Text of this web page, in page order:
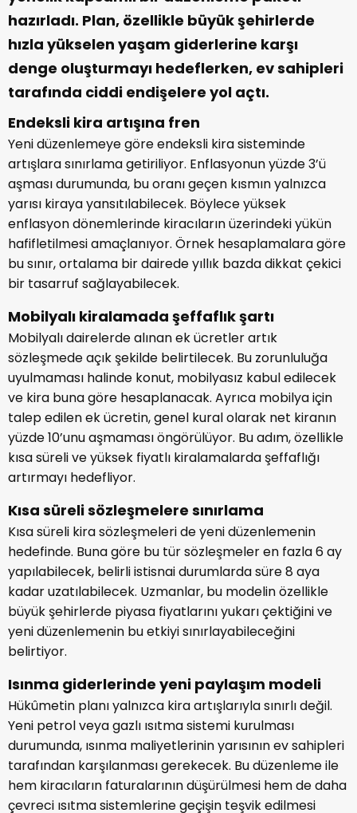
hazırladı. Plan, özellikle büyük şehirlerde
hızla yükselen yaşam giderlerine karşı
denge oluşturmayı hedeflerken, ev sahipleri
tarafında ciddi endişelere yol açtı.
Endeksli kira artışına fren
Yeni düzenlemeye göre endeksli kira sisteminde
artışlara sınırlama getiriliyor. Enflasyonun yüzde 3’ü
aşması durumunda, bu oranı geçen kısmın yalnızca
yarısı kiraya yansıtılabilecek. Böylece yüksek
enflasyon dönemlerinde kiracıların üzerindeki yükün
hafifletilmesi amaçlanıyor. Örnek hesaplamalara göre
bu sınır, ortalama bir dairede yıllık bazda dikkat çekici
bir tasarruf sağlayabilecek.
Mobilyalı kiralamada şeffaflık şartı
Mobilyalı dairelerde alınan ek ücretler artık
sözleşmede açık şekilde belirtilecek. Bu zorunluluğa
uyulmaması halinde konut, mobilyasız kabul edilecek
ve kira buna göre hesaplanacak. Ayrıca mobilya için
talep edilen ek ücretin, genel kural olarak net kiranın
yüzde 10’unu aşmaması öngörülüyor. Bu adım, özellikle
kısa süreli ve yüksek fiyatlı kiralamalarda şeffaflığı
artırmayı hedefliyor.
Kısa süreli sözleşmelere sınırlama
Kısa süreli kira sözleşmeleri de yeni düzenlemenin
hedefinde. Buna göre bu tür sözleşmeler en fazla 6 ay
yapılabilecek, belirli istisnai durumlarda süre 8 aya
kadar uzatılabilecek. Uzmanlar, bu modelin özellikle
büyük şehirlerde piyasa fiyatlarını yukarı çektiğini ve
yeni düzenlemenin bu etkiyi sınırlayabileceğini
belirtiyor.
Isınma giderlerinde yeni paylaşım modeli
Hükûmetin planı yalnızca kira artışlarıyla sınırlı değil.
Yeni petrol veya gazlı ısıtma sistemi kurulması
durumunda, ısınma maliyetlerinin yarısının ev sahipleri
tarafından karşılanması gerekecek. Bu düzenleme ile
hem kiracıların faturalarının düşürülmesi hem de daha
çevreci ısıtma sistemlerine geçişin teşvik edilmesi